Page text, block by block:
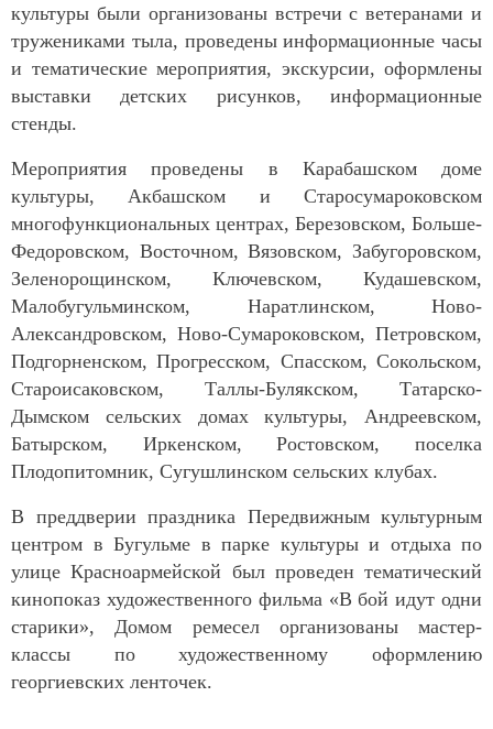
культуры были организованы встречи с ветеранами и
тружениками тыла, проведены информационные часы
и тематические мероприятия, экскурсии, оформлены
выставки детских рисунков, информационные
стенды.
Мероприятия проведены в Карабашском доме
культуры, Акбашском и Старосумароковском
многофункциональных центрах, Березовском, Больше-
Федоровском, Восточном, Вязовском, Забугоровском,
Зеленорощинском, Ключевском, Кудашевском,
Малобугульминском, Наратлинском, Ново-
Александровском, Ново-Сумароковском, Петровском,
Подгорненском, Прогресском, Спасском, Сокольском,
Староисаковском, Таллы-Булякском, Татарско-
Дымском сельских домах культуры, Андреевском,
Батырском, Иркенском, Ростовском, поселка
Плодопитомник, Сугушлинском сельских клубах.
В преддверии праздника Передвижным культурным
центром в Бугульме в парке культуры и отдыха по
улице Красноармейской был проведен тематический
кинопоказ художественного фильма «В бой идут одни
старики», Домом ремесел организованы мастер-
классы по художественному оформлению
георгиевских ленточек.